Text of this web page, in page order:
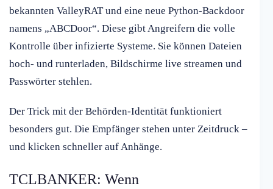
bekannten ValleyRAT und eine neue Python-Backdoor
namens „ABCDoor“. Diese gibt Angreifern die volle
Kontrolle über infizierte Systeme. Sie können Dateien
hoch- und runterladen, Bildschirme live streamen und
Passwörter stehlen.
Der Trick mit der Behörden-Identität funktioniert
besonders gut. Die Empfänger stehen unter Zeitdruck –
und klicken schneller auf Anhänge.
TCLBANKER: Wenn